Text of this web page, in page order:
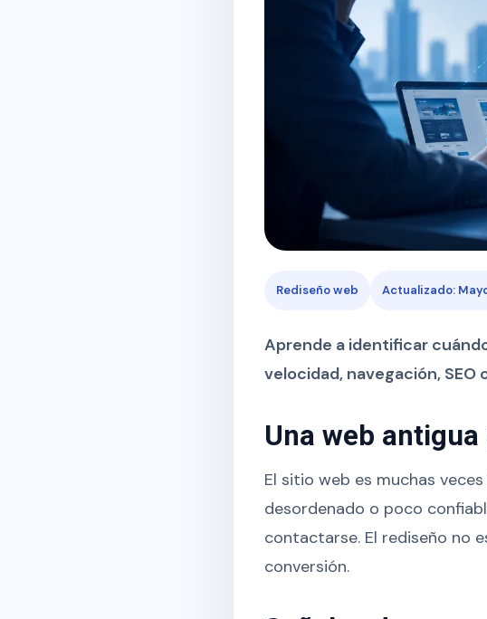
Rediseño web Actualizado:
Aprende a identificar
velocidad, navegación, SEO
Una web
El sitio web es muchas
desordenado o poco
contactarse. El rediseño no
conversión.